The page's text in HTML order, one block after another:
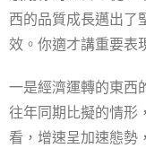
西的品質成長邁出了
效。你適才講重要表
一是經濟運轉的東西
往年同期比擬的情形
看，增速呈加速態勢